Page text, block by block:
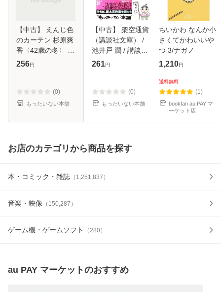
【中古】 えんじ色
のカーテン 杉原爽
香〈42歳の冬〉 /
赤川 次郎 / 光文社
256円
(0)
もったいない本舗
【中古】 架空通貨
（講談社文庫） /
池井戸 潤 / 講談社
[文庫]【メール便送
261円
(0)
もったいない本舗
ちいかわ なんか小
さくてかわいいや
つ 3/ナガノ
1,210円
送料無料
(1)
bookfan au PAY マ
ーケット店
お店のカテゴリから商品を探す
本・コミック・雑誌 （ 1,251,837 ）
音楽・映像 （ 150,287 ）
ゲーム機・ゲームソフト （280）
au PAY マーケットのおすすめ